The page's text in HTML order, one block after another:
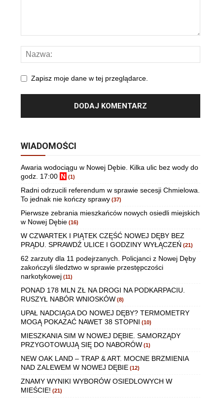
Zapisz moje dane w tej przeglądarce.
WIADOMOŚCI
Awaria wodociągu w Nowej Dębie. Kilka ulic bez wody do
godz. 17:00 N (1)
Radni odrzucili referendum w sprawie secesji Chmielowa.
To jednak nie kończy sprawy (37)
Pierwsze zebrania mieszkańców nowych osiedli miejskich
w Nowej Dębie (16)
W CZWARTEK I PIĄTEK CZĘŚĆ NOWEJ DĘBY BEZ
PRĄDU. SPRAWDŹ ULICE I GODZINY WYŁĄCZEŃ (21)
62 zarzuty dla 11 podejrzanych. Policjanci z Nowej Dęby
zakończyli śledztwo w sprawie przestępczości
narkotykowej (11)
PONAD 178 MLN ZŁ NA DROGI NA PODKARPACIU.
RUSZYŁ NABÓR WNIOSKÓW (8)
UPAŁ NADCIĄGA DO NOWEJ DĘBY? TERMOMETRY
MOGĄ POKAZAĆ NAWET 38 STOPNI (10)
MIESZKANIA SIM W NOWEJ DĘBIE. SAMORZĄDY
PRZYGOTOWUJĄ SIĘ DO NABORÓW (1)
NEW OAK LAND – TRAP & ART. MOCNE BRZMIENIA
NAD ZALEWEM W NOWEJ DĘBIE (12)
ZNAMY WYNIKI WYBORÓW OSIEDLOWYCH W
MIEŚCIE! (21)